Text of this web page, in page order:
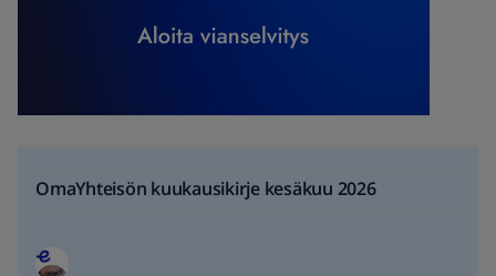
OmaYhteisön kuukausikirje kesäkuu 2026